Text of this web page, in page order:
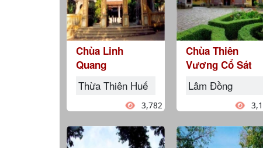
Chùa Linh
Quang
Thừa Thiên Huế
3,782
Chùa Thiên
Vương Cổ Sát
Lâm Đồng